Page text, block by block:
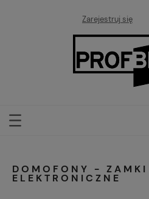
Zarejestruj się
DOMOFONY - ZAMKI
ELEKTRONICZNE